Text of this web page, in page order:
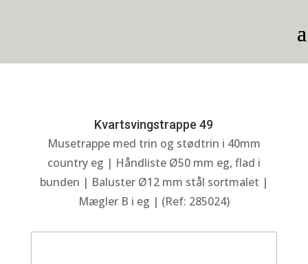
Kvartsvingstrappe 49
Musetrappe med trin og stødtrin i 40mm
country eg | Håndliste Ø50 mm eg, flad i
bunden | Baluster Ø12 mm stål sortmalet |
Mægler B i eg | (Ref: 285024)